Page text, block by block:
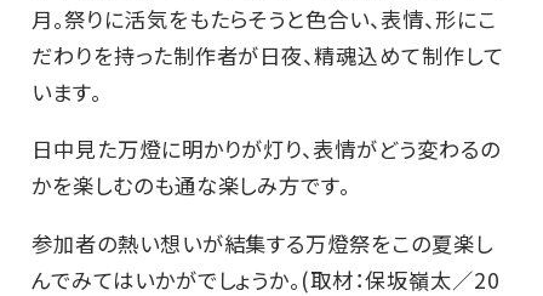
月。祭りに活気をもたらそうと色合い、表情、形にこ
だわりを持った制作者が日夜、精魂込めて制作して
います。
日中見た万燈に明かりが灯り、表情がどう変わるの
かを楽しむのも通な楽しみ方です。
参加者の熱い想いが結集する万燈祭をこの夏楽し
んでみてはいかがでしょうか。(取材：保坂嶺太／20